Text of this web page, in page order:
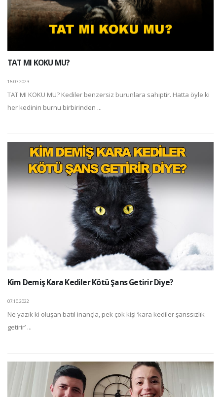
TAT MI KOKU MU?
16.07.2023
TAT MI KOKU MU? Kediler benzersiz burunlara sahiptir. Hatta öyle ki
her kedinin burnu birbirinden ...
Kim Demiş Kara Kediler Kötü Şans Getirir Diye?
07.10.2022
Ne yazık ki oluşan batıl inançla, pek çok kişi ‘kara kediler şanssızlık
getirir’ ...